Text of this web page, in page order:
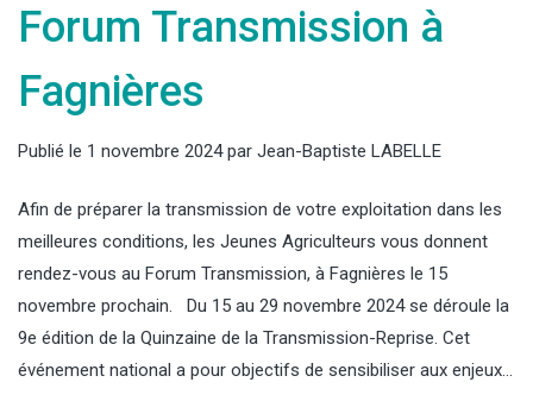
Forum Transmission à
Fagnières
Publié le 1 novembre 2024par Jean-Baptiste LABELLE
Afin de préparer la transmission de votre exploitation dans les
meilleures conditions, les Jeunes Agriculteurs vous donnent
rendez-vous au Forum Transmission, à Fagnières le 15
novembre prochain. Du 15 au 29 novembre 2024 se déroule la
9e édition de la Quinzaine de la Transmission-Reprise. Cet
événement national a pour objectifs de sensibiliser aux enjeux…